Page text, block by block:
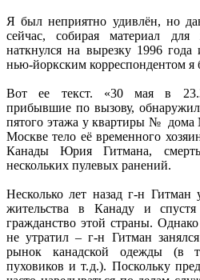
Я был неприятно удивлён, но
сейчас, собирая материал для
наткнулся на вырезку 1996
нью-йоркским корреспондентом я
Вот ее текст. «30 мая в
прибывшие по вызову,
пятого этажа у квартиры №
Москве тело её временного
Канады Юрия Гитмана,
нескольких пулевых ранений.
Несколько лет назад г-н Гитман
жительства в Канаду и
гражданство этой страны.
не утратил – г-н Гитман
рынок канадской одежды (в
пуховиков и т. д.). Поскольку